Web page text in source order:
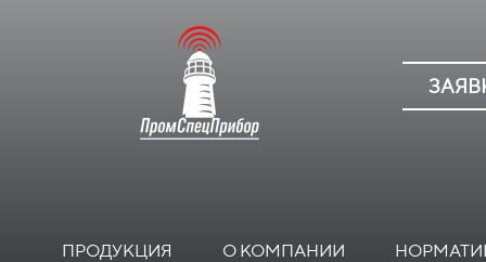
ПРОДУКЦИЯ О КОМПАНИИ